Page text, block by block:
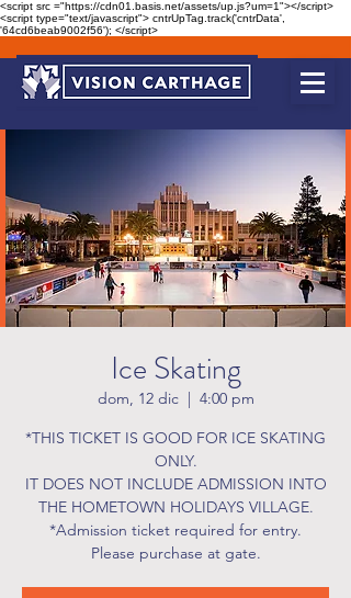
<script src ="https://cdn01.basis.net/assets/up.js?um=1"></script>
<script type="text/javascript"> cntrUpTag.track('cntrData',
'64cd6beab9002f56'); </script>
Ice Skating
dom, 12 dic
  |
4:00 pm
*THIS TICKET IS GOOD FOR ICE SKATING
ONLY.
IT DOES NOT INCLUDE ADMISSION INTO
THE HOMETOWN HOLIDAYS VILLAGE.
*Admission ticket required for entry.
Please purchase at gate.